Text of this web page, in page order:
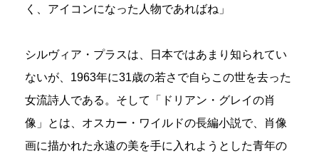
く、アイコンになった人物であればね」
シルヴィア・プラスは、日本ではあまり知られてい
ないが、1963年に31歳の若さで自らこの世を去った
女流詩人である。そして「ドリアン・グレイの肖
像」とは、オスカー・ワイルドの長編小説で、肖像
画に描かれた永遠の美を手に入れようとした青年の